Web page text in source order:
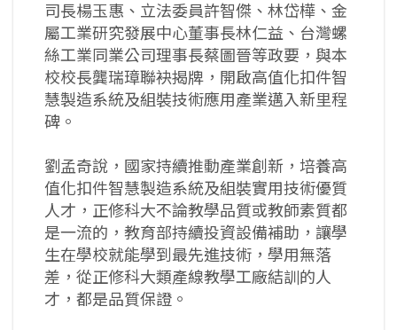
司長楊玉惠、立法委員許智傑、林岱樺、金
屬工業研究發展中心董事長林仁益、台灣螺
絲工業同業公司理事長蔡圖晉等政要，與本
校校長龔瑞璋聯袂揭牌，開啟高值化扣件智
慧製造系統及組裝技術應用產業邁入新里程
碑。
劉孟奇說，國家持續推動產業創新，培養高
值化扣件智慧製造系統及組裝實用技術優質
人才，正修科大不論教學品質或教師素質都
是一流的，教育部持續投資設備補助，讓學
生在學校就能學到最先進技術，學用無落
差，從正修科大類產線教學工廠結訓的人
才，都是品質保證。